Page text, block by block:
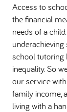
Access to
the financial
needs of a
underachieving
school tutoring
inequality. So
our service
family income,
living with a